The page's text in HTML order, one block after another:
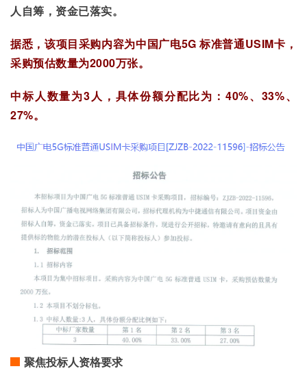
人自筹，资金已落实。
据悉，该项目采购内容为中国广电5G 标准普通USIM卡，
采购预估数量为2000万张。
中标人数量为3人，具体份额分配比为：40%、33%、
27%。
聚焦投标人资格要求